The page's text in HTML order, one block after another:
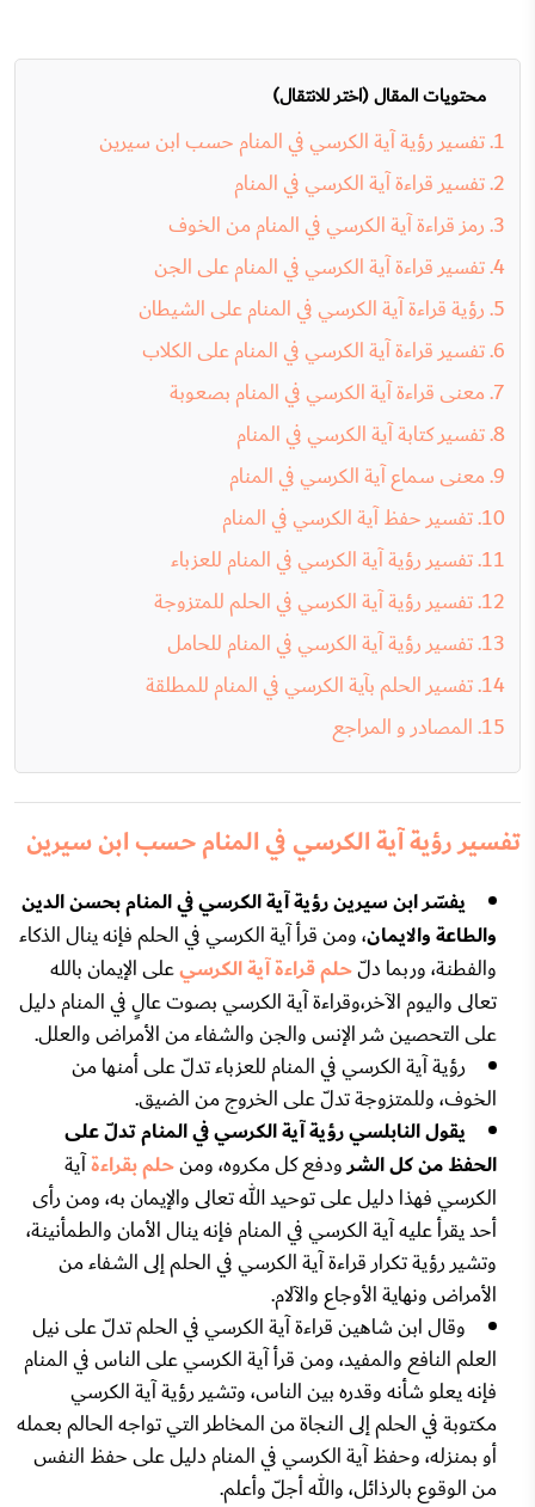
محتويات المقال (اختر للانتقال)
تفسير رؤية آية الكرسي في المنام حسب ابن سيرين
تفسير قراءة آية الكرسي في المنام
رمز قراءة آية الكرسي في المنام من الخوف
تفسير قراءة آية الكرسي في المنام على الجن
رؤية قراءة آية الكرسي في المنام على الشيطان
تفسير قراءة آية الكرسي في المنام على الكلاب
معنى قراءة آية الكرسي في المنام بصعوبة
تفسير كتابة آية الكرسي في المنام
معنى سماع آية الكرسي في المنام
تفسير حفظ آية الكرسي في المنام
تفسير رؤية آية الكرسي في المنام للعزباء
تفسير رؤية آية الكرسي في الحلم للمتزوجة
تفسير رؤية آية الكرسي في المنام للحامل
تفسير الحلم بآية الكرسي في المنام للمطلقة
المصادر و المراجع
تفسير رؤية آية الكرسي في المنام حسب ابن سيرين
يفسّر ابن سيرين رؤية آية الكرسي في المنام بحسن الدين
والطاعة والايمان، ومن قرأ آية الكرسي في الحلم فإنه ينال الذكاء
والفطنة، وربما دلّحلم قراءة آية الكرسيعلى الإيمان بالله
تعالى واليوم الآخر،وقراءة آية الكرسي بصوت عالٍ في المنام دليل
على التحصين شر الإنس والجن والشفاء من الأمراض والعلل.
رؤية آية الكرسي في المنام للعزباء تدلّ على أمنها من
الخوف، وللمتزوجة تدلّ على الخروج من الضيق.
يقول النابلسي رؤية آية الكرسي في المنام تدلّ على
الحفظ من كل الشرودفع كل مكروه، ومنحلم بقراءةآية
الكرسي فهذا دليل على توحيد الله تعالى والإيمان به، ومن رأى
أحد يقرأ عليه آية الكرسي في المنام فإنه ينال الأمان والطمأنينة،
وتشير رؤية تكرار قراءة آية الكرسي في الحلم إلى الشفاء من
الأمراض ونهاية الأوجاع والآلام.
وقال ابن شاهين قراءة آية الكرسي في الحلم تدلّ على نيل
العلم النافع والمفيد، ومن قرأ آية الكرسي على الناس في المنام
فإنه يعلو شأنه وقدره بين الناس، وتشير رؤية آية الكرسي
مكتوبة في الحلم إلى النجاة من المخاطر التي تواجه الحالم بعمله
أو بمنزله، وحفظ آية الكرسي في المنام دليل على حفظ النفس
من الوقوع بالرذائل، والله أجلّ وأعلم.